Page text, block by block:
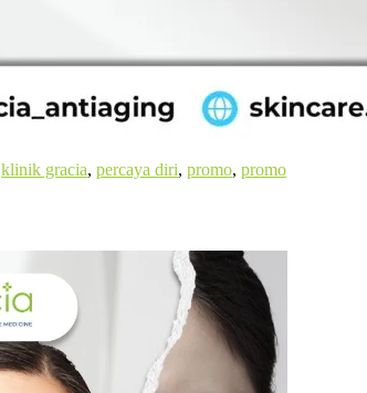
klinik gracia, percaya diri, promo, promo